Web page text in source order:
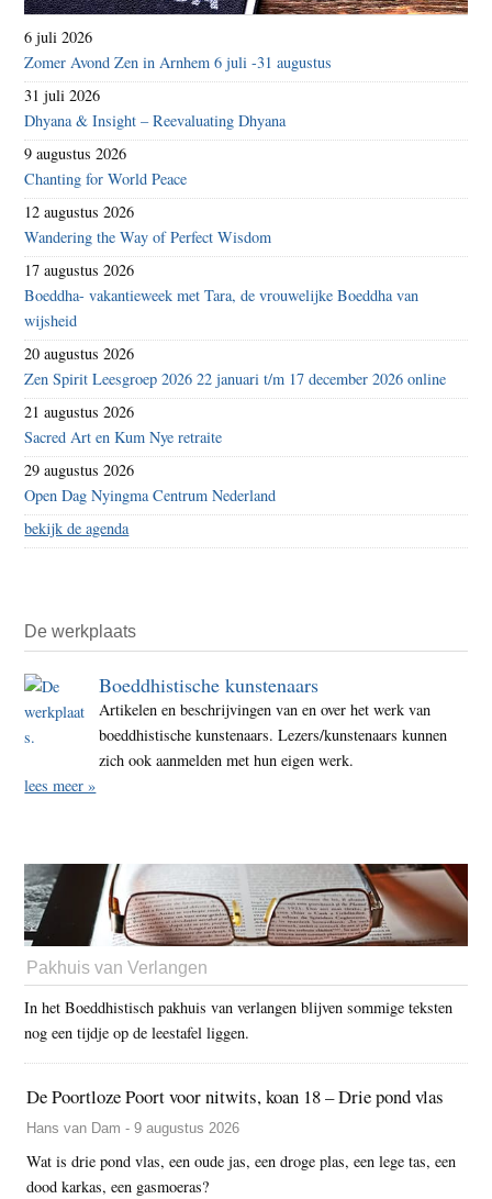
6 juli 2026
Zomer Avond Zen in Arnhem 6 juli -31 augustus
31 juli 2026
Dhyana & Insight – Reevaluating Dhyana
9 augustus 2026
Chanting for World Peace
12 augustus 2026
Wandering the Way of Perfect Wisdom
17 augustus 2026
Boeddha- vakantieweek met Tara, de vrouwelijke Boeddha van
wijsheid
20 augustus 2026
Zen Spirit Leesgroep 2026 22 januari t/m 17 december 2026 online
21 augustus 2026
Sacred Art en Kum Nye retraite
29 augustus 2026
Open Dag Nyingma Centrum Nederland
bekijk de agenda
De werkplaats
Boeddhistische kunstenaars
Artikelen en beschrijvingen van en over het werk van
boeddhistische kunstenaars. Lezers/kunstenaars kunnen
zich ook aanmelden met hun eigen werk.
lees meer »
Pakhuis van Verlangen
In het Boeddhistisch pakhuis van verlangen blijven sommige teksten
nog een tijdje op de leestafel liggen.
De Poortloze Poort voor nitwits, koan 18 – Drie pond vlas
Hans van Dam - 9 augustus 2026
Wat is drie pond vlas, een oude jas, een droge plas, een lege tas, een
dood karkas, een gasmoeras?